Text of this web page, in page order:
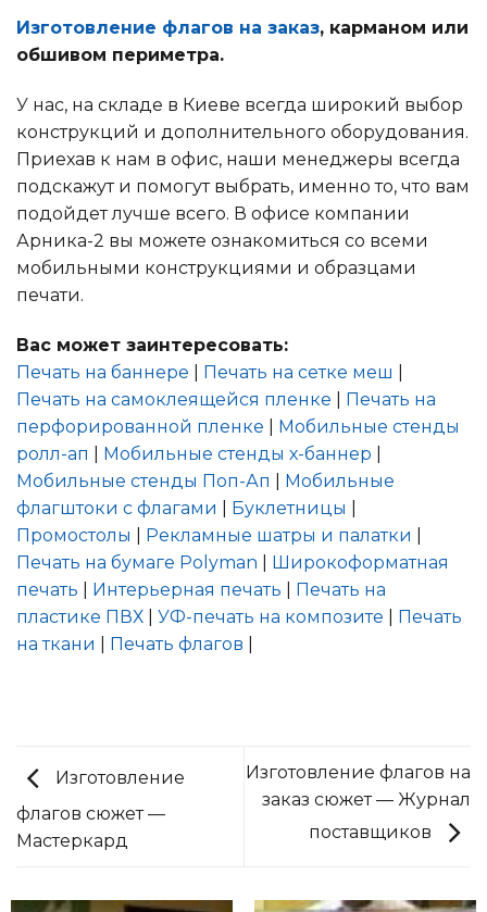
Изготовление флагов на заказ, карманом или
обшивом периметра.
У нас, на складе в Киеве всегда широкий выбор
конструкций и дополнительного оборудования.
Приехав к нам в офис, наши менеджеры всегда
подскажут и помогут выбрать, именно то, что вам
подойдет лучше всего. В офисе компании
Арника-2 вы можете ознакомиться со всеми
мобильными конструкциями и образцами
печати.
Вас может заинтересовать:
Печать на баннере
Печать на сетке меш
Печать на самоклеящейся пленке
Печать на
перфорированной пленке
Мобильные стенды
ролл-ап
Мобильные стенды х-баннер
Мобильные стенды Поп-Ап
Мобильные
флагштоки с флагами
Буклетницы
Промостолы
Рекламные шатры и палатки
Печать на бумаге Polyman
Широкоформатная
печать
Интерьерная печать
Печать на
пластике ПВХ
УФ-печать на композите
Печать
на ткани
Печать флагов
Изготовление
флагов сюжет —
Мастеркард
Изготовление флагов на
заказ сюжет — Журнал
поставщиков